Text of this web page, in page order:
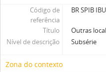
Código de
referência
BR SPIB
Título
Outras
Nível de descrição
Subsérie
Zona do contexto